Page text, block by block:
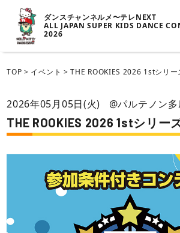
ダンスチャンネルメ〜テレNEXT
ALL JAPAN SUPER KIDS DANCE
2026
TOP > イベント >THE ROOKIES 2026 1stシリー
2026年05月05日(火) @パルテノン
THE ROOKIES 2026 1stシリー